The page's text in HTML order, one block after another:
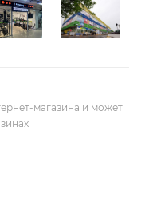
магазина и может